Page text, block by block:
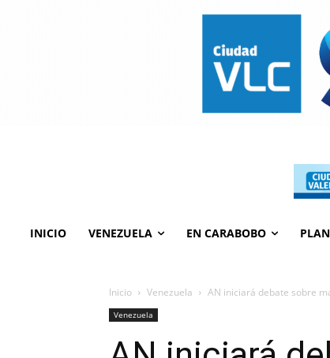
INICIO VENEZUELA EN CARABOBO
Inicio Venezuela AN iniciará debate sobre
Venezuela